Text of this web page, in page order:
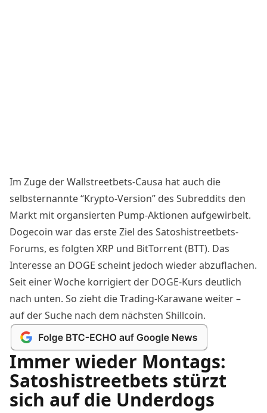
Im Zuge der Wallstreetbets-Causa hat auch die
selbsternannte “Krypto-Version” des Subreddits den
Markt mit organsierten Pump-Aktionen aufgewirbelt.
Dogecoin war das erste Ziel des Satoshistreetbets-
Forums, es folgten XRP und BitTorrent (BTT). Das
Interesse an DOGE scheint jedoch wieder abzuflachen.
Seit einer Woche korrigiert der DOGE-Kurs deutlich
nach unten. So zieht die Trading-Karawane weiter –
auf der Suche nach dem nächsten Shillcoin.
Immer wieder Montags:
Satoshistreetbets stürzt
sich auf die Underdogs